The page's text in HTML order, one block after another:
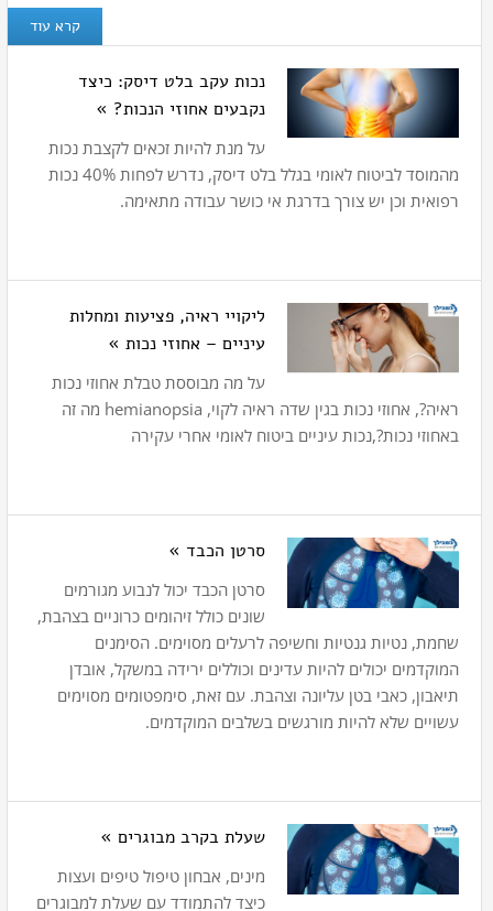
קרא עוד
נכות עקב בלט דיסק: כיצד
נקבעים אחוזי הנכות? »
על מנת להיות זכאים לקצבת נכות
מהמוסד לביטוח לאומי בגלל בלט דיסק, נדרש לפחות 40% נכות
רפואית וכן יש צורך בדרגת אי כושר עבודה מתאימה.
ליקויי ראיה, פציעות ומחלות
עיניים – אחוזי נכות »
על מה מבוססת טבלת אחוזי נכות
ראיה?, אחוזי נכות בגין שדה ראיה לקוי, hemianopsia מה זה
באחוזי נכות?,נכות עיניים ביטוח לאומי אחרי עקירה
סרטן הכבד »
סרטן הכבד יכול לנבוע מגורמים
שונים כולל זיהומים כרוניים בצהבת,
שחמת, נטיות גנטיות וחשיפה לרעלים מסוימים. הסימנים
המוקדמים יכולים להיות עדינים וכוללים ירידה במשקל, אובדן
תיאבון, כאבי בטן עליונה וצהבת. עם זאת, סימפטומים מסוימים
עשויים שלא להיות מורגשים בשלבים המוקדמים.
שעלת בקרב מבוגרים »
מינים, אבחון טיפול טיפים ועצות
כיצד להתמודד עם שעלת למבוגרים